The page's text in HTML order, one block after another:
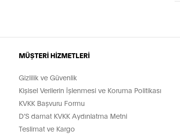
MÜŞTERİ HİZMETLERİ
Gizlilik ve Güvenlik
Kişisel Verilerin İşlenmesi ve Koruma Politikası
KVKK Başvuru Formu
D’S damat KVKK Aydınlatma Metni
Teslimat ve Kargo